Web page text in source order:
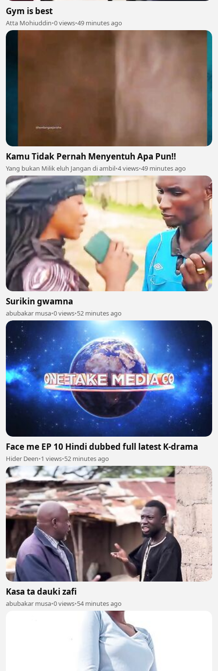
Gym is best
Atta Mohiuddin•0 views•49 minutes ago
Kamu Tidak Pernah Menyentuh Apa Pun‼️
Yang bukan Milik eluh Jangan di ambil•4 views•49 minutes ago
Surikin gwamna
abubakar musa•0 views•52 minutes ago
Face me EP 10 Hindi dubbed full latest K-drama
Hider Deen•1 views•52 minutes ago
Kasa ta dauki zafi
abubakar musa•0 views•54 minutes ago